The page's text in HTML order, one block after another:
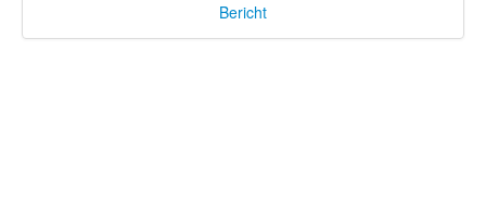
Bericht